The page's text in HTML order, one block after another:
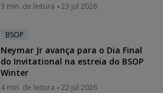
3 min. de leitura 23 jul 2026
BSOP
Neymar Jr avança para o Dia Final
do Invitational na estreia do BSOP
Winter
4 min. de leitura 22 jul 2026